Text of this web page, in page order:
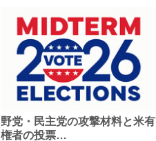
野党・民主党の攻撃材料と米有
権者の投票…